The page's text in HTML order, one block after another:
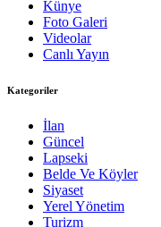
Künye
Foto Galeri
Videolar
Canlı Yayın
Kategoriler
İlan
Güncel
Lapseki
Belde Ve Köyler
Siyaset
Yerel Yönetim
Turizm